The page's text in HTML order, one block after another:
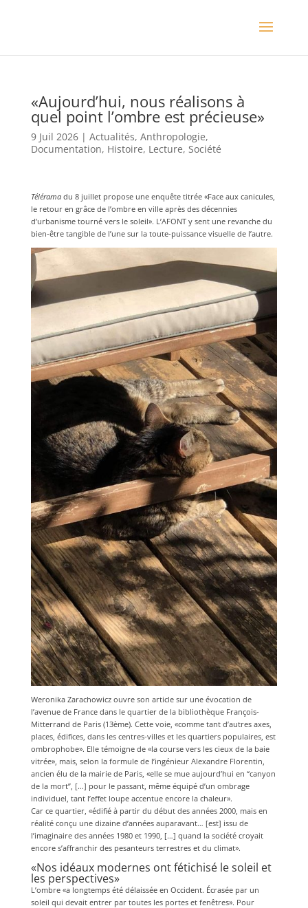
«Aujourd’hui, nous réalisons à
quel point l’ombre est précieuse»
9 Juil 2026| Actualités, Anthropologie,
Documentation, Histoire, Lecture, Société
Téléramadu 8 juillet propose une enquête titrée «Face aux canicules,
le retour en grâce de l’ombre en ville après des décennies
d’urbanisme tourné vers le soleil». L’AFONT y sent une revanche du
bien-être tangible de l’une sur la toute-puissance visuelle de l’autre.
Weronika Zarachowicz ouvre son article sur une évocation de
l’avenue de France dans le quartier de la bibliothèque François-
Mitterrand de Paris (13ème). Cette voie, «comme tant d’autres axes,
places, édifices, dans les centres-villes et les quartiers populaires, est
ombrophobe». Elle témoigne de «la course vers les cieux de la baie
vitrée», mais, selon la formule de l’ingénieur Alexandre Florentin,
ancien élu de la mairie de Paris, «elle se mue aujourd’hui en “canyon
de la mort”, […] pour le passant, même équipé d’un ombrage
individuel, tant l’effet loupe accentue encore la chaleur».
Car ce quartier, «édifié à partir du début des années 2000, mais en
réalité conçu une dizaine d’années auparavant… [est] issu de
l’imaginaire des années 1980 et 1990, […] quand la société croyait
encore s’affranchir des pesanteurs terrestres et du climat».
«Nos idéaux modernes ont fétichisé le soleil et
les perspectives»
L’ombre «a longtemps été délaissée en Occident. Écrasée par un
soleil qui devait entrer par toutes les portes et fenêtres». Pour